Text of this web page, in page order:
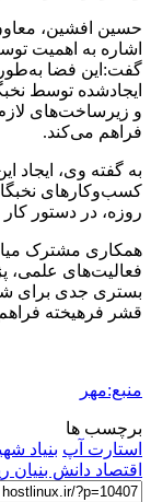
حسین افشین،
اشاره به اهمیت
گفت:این فضا
ایجادشده توسط
و زیرساخت‌های لازم
فراهم می‌کند.
به گفته وی، ایجاد
روزه، در دستور
همکاری مشترک
فعالیت‌های علمی،
بستری جدی برای
قشر فرهیخته
منبع:مهر
برچسب ها
استارت آپ بنیاد
اقتصاد دانش